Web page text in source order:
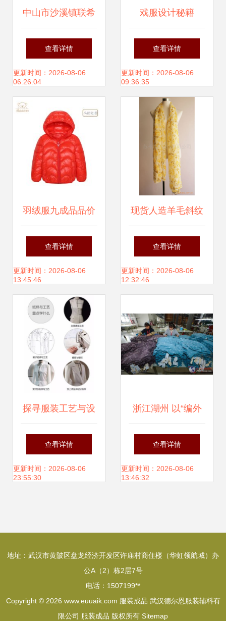
中山市沙溪镇联希
制衣厂制服与工作
服产品列表
查看详情
更新时间：2026-08-06
06:26:04
戏服设计秘籍
7500件衣服与珠宝
浮夸间，解读老钱
与暴发户的本真差
异
查看详情
更新时间：2026-08-06
09:36:35
羽绒服九成品品价
格解析 服装成衣市
场的品质与价值
查看详情
更新时间：2026-08-06
13:45:46
现货人造羊毛斜纹
印花围巾 量大有优
惠，款式新颖可靠
查看详情
更新时间：2026-08-06
12:32:46
探寻服装工艺与设
计的教育机会——
《女装纸样与工
查看详情
更新时间：2026-08-06
23:55:30
浙江湖州 以“编外
车间”织就“童装名
镇”新篇章
查看详情
更新时间：2026-08-06
13:46:32
地址：武汉市黄陂区盘龙经济开发区许庙村商住楼（华虹领航城）办
公A（2）栋2层7号
电话：1507199**
Copyright © 2026 www.euuaik.com 服装成品 武汉德尔恩服装辅料有
限公司 服装成品 版权所有 Sitemap